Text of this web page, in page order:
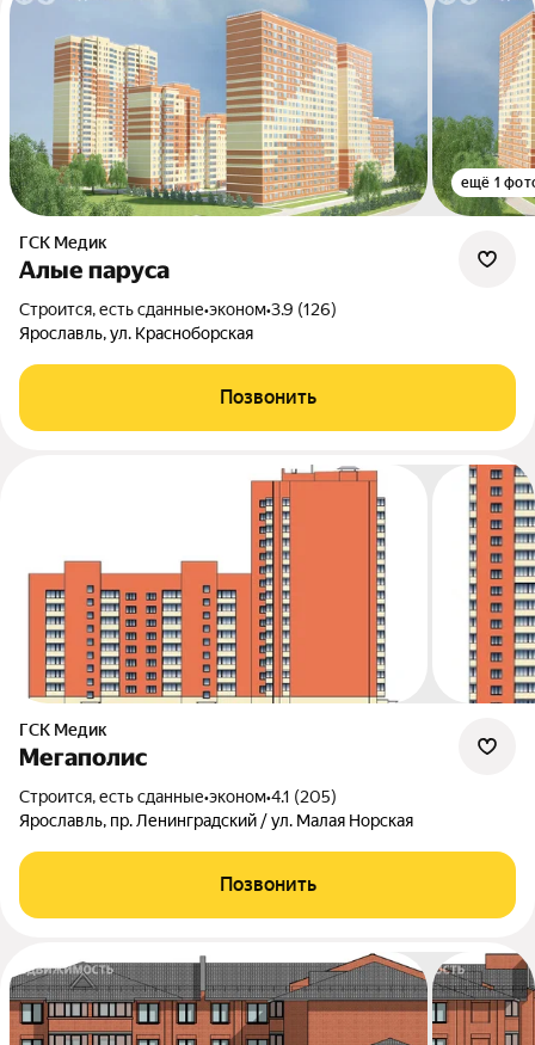
ещё 1
ГСК Медик
Алые паруса
Строится, есть сданные•эконом•3.9 (126)
Ярославль, ул. Красноборская
Позвонить
ГСК Медик
Мегаполис
Строится, есть сданные•эконом•4.1 (205)
Ярославль, пр. Ленинградский / ул. Малая Норская
Позвонить